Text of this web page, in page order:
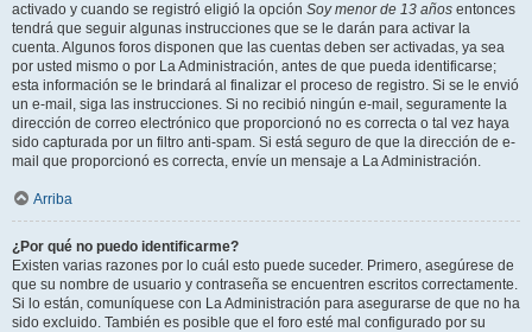
activado y cuando se registró eligió la opción Soy menor de 13 años entonces
tendrá que seguir algunas instrucciones que se le darán para activar la
cuenta. Algunos foros disponen que las cuentas deben ser activadas, ya sea
por usted mismo o por La Administración, antes de que pueda identificarse;
esta información se le brindará al finalizar el proceso de registro. Si se le envió
un e-mail, siga las instrucciones. Si no recibió ningún e-mail, seguramente la
dirección de correo electrónico que proporcionó no es correcta o tal vez haya
sido capturada por un filtro anti-spam. Si está seguro de que la dirección de e-
mail que proporcionó es correcta, envíe un mensaje a La Administración.
Arriba
¿Por qué no puedo identificarme?
Existen varias razones por lo cuál esto puede suceder. Primero, asegúrese de
que su nombre de usuario y contraseña se encuentren escritos correctamente.
Si lo están, comuníquese con La Administración para asegurarse de que no ha
sido excluido. También es posible que el foro esté mal configurado por su